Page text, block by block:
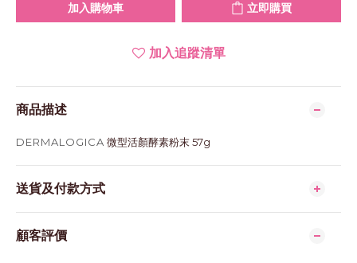
加入購物車 立即購買
加入追蹤清單
商品描述
DERMALOGICA 微型活顏酵素粉末 57g
送貨及付款方式
顧客評價